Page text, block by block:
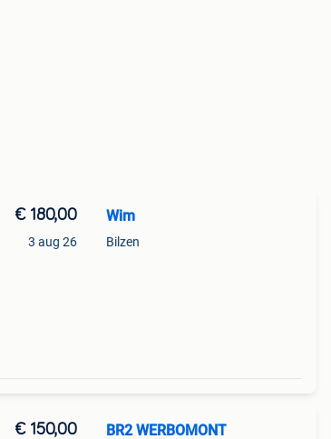
€ 180,00
3 aug 26
Wim
Bilzen
€ 150,00 BR2 WERBOMONT